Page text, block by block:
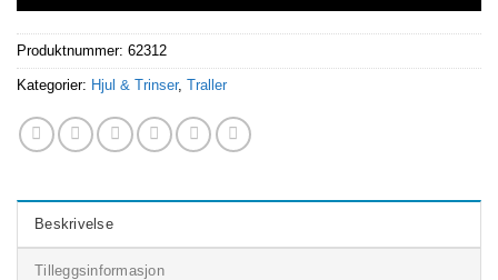
Produktnummer: 62312
Kategorier: Hjul & Trinser, Traller
Beskrivelse
Tilleggsinformasjon